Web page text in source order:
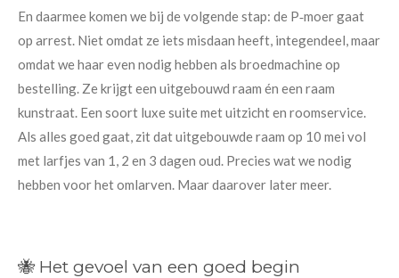
En daarmee komen we bij de volgende stap: de P‑moer gaat
op arrest. Niet omdat ze iets misdaan heeft, integendeel, maar
omdat we haar even nodig hebben als broedmachine op
bestelling. Ze krijgt een uitgebouwd raam én een raam
kunstraat. Een soort luxe suite met uitzicht en roomservice.
Als alles goed gaat, zit dat uitgebouwde raam op 10 mei vol
met larfjes van 1, 2 en 3 dagen oud. Precies wat we nodig
hebben voor hetomlarven. Maar daarover later meer.
🐝 Het gevoel van een goed begin